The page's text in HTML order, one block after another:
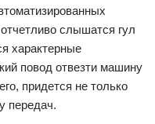
слышатся гул
характерные
повод отвезти машину
придется не только
передач.